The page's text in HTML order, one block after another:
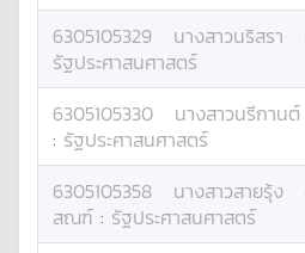
6305105329 นางสาวนริสรา
รัฐประศาสนศาสตร์
6305105330 นางสาวนรีกานต์
: รัฐประศาสนศาสตร์
6305105358 นางสาวสายรุ้ง
สณฑ์ : รัฐประศาสนศาสตร์